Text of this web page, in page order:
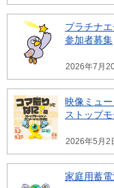
プラチナ
参加者募集
2026年7月
映像ミュ
ストップ
2026年5月2
家庭用蓄